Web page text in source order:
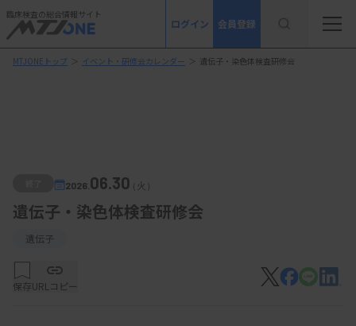
臨床検査の総合情報サイト
ログイン 会員登録
MTJONEトップ ＞ イベント・研修会カレンダー ＞ 遺伝子・染色体検査研修会
2026. 06.30（火）
遺伝子・染色体検査研修会
遺伝子
保存URLコピー